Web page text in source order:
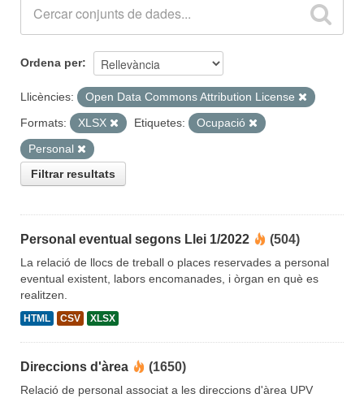
Ordena per
Llicències:
Open Data Commons Attribution License
Formats:
XLSX Etiquetes:
Ocupació
Personal
Filtrar resultats
Personal eventual segons Llei 1/2022 (504)
La relació de llocs de treball o places reservades a personal
eventual existent, labors encomanades, i òrgan en què es
realitzen.
HTML CSV XLSX
Direccions d'àrea (1650)
Relació de personal associat a les direccions d'àrea UPV